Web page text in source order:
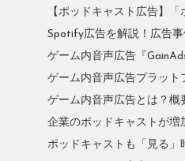
【ポッドキャスト広告】
Spotify広告を解説！広告
ゲーム内音声広告『
ゲーム内音声広告プラット
ゲーム内音声広告とは？
企業のポッドキャストが増
ポッドキャストも「見る」